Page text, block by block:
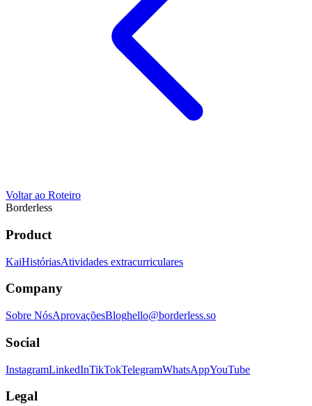
Voltar ao Roteiro
Borderless
Product
KaiHistóriasAtividades extracurriculares
Company
Sobre NósAprovaçõesBloghello@borderless.so
Social
InstagramLinkedInTikTokTelegramWhatsAppYouTube
Legal